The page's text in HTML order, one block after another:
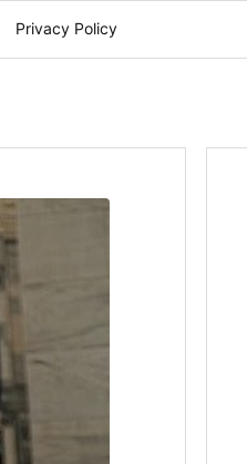
Privacy Policy